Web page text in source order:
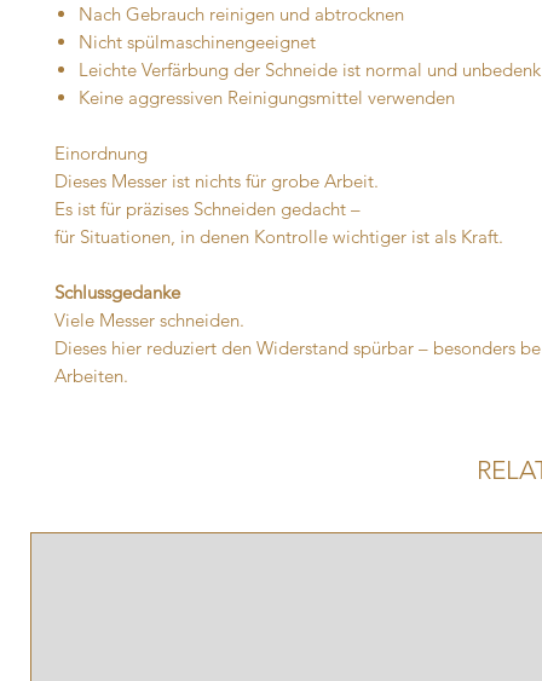
Nach Gebrauch reinigen und abtrocknen
Nicht spülmaschinengeeignet
Leichte Verfärbung der Schneide ist normal und
Keine aggressiven Reinigungsmittel verwenden
Einordnung
Dieses Messer ist nichts für grobe Arbeit.
Es ist für präzises Schneiden gedacht –
für Situationen, in denen Kontrolle wichtiger ist als Kraft.
Schlussgedanke
Viele Messer schneiden.
Dieses hier reduziert den Widerstand spürbar – besonders
Arbeiten.